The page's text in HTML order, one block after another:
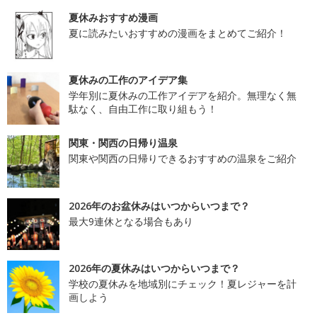
夏休みおすすめ漫画
夏に読みたいおすすめの漫画をまとめてご紹介！
夏休みの工作のアイデア集
学年別に夏休みの工作アイデアを紹介。無理なく無
駄なく、自由工作に取り組もう！
関東・関西の日帰り温泉
関東や関西の日帰りできるおすすめの温泉をご紹介
2026年のお盆休みはいつからいつまで？
最大9連休となる場合もあり
2026年の夏休みはいつからいつまで？
学校の夏休みを地域別にチェック！夏レジャーを計
画しよう